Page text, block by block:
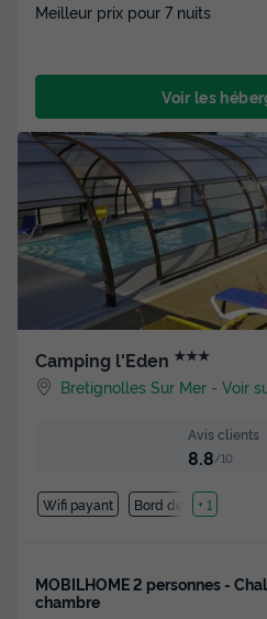
Meilleur prix pour 7 nuits
Voir les
Camping l'Eden ★★★
Bretignolles Sur Mer -Voir
Avis clients
8.8/10
Wifi payant Bord de mer
+ 1
MOBILHOME 2 personnes -
chambre